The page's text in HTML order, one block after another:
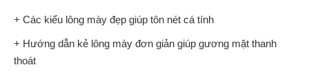
+ Các kiểu lông mày đẹp giúp tôn nét cá tính
+ Hướng dẫn kẻ lông mày đơn giản giúp gương mặt thanh
thoát